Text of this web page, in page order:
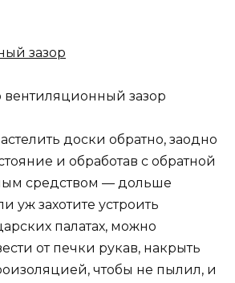
вентиляционный зазор
доски обратно, заодно
и обработав с обратной
средством — дольше
уж захотите устроить
палатах, можно
от печки рукав, накрыть
чтобы не пылил, и